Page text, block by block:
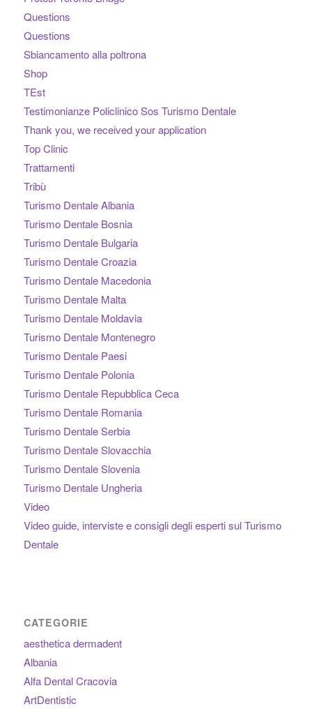
Questions
Questions
Sbiancamento alla poltrona
Shop
TEst
Testimonianze Policlinico Sos Turismo Dentale
Thank you, we received your application
Top Clinic
Trattamenti
Tribù
Turismo Dentale Albania
Turismo Dentale Bosnia
Turismo Dentale Bulgaria
Turismo Dentale Croazia
Turismo Dentale Macedonia
Turismo Dentale Malta
Turismo Dentale Moldavia
Turismo Dentale Montenegro
Turismo Dentale Paesi
Turismo Dentale Polonia
Turismo Dentale Repubblica Ceca
Turismo Dentale Romania
Turismo Dentale Serbia
Turismo Dentale Slovacchia
Turismo Dentale Slovenia
Turismo Dentale Ungheria
Video
Video guide, interviste e consigli degli esperti sul Turismo
Dentale
CATEGORIE
aesthetica dermadent
Albania
Alfa Dental Cracovia
ArtDentistic